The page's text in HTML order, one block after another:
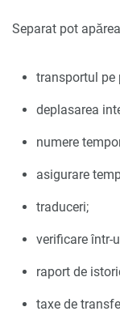
Separat pot
transportul pe
deplasarea
numere
asigurare
traduceri;
verificare într-
raport de
taxe de